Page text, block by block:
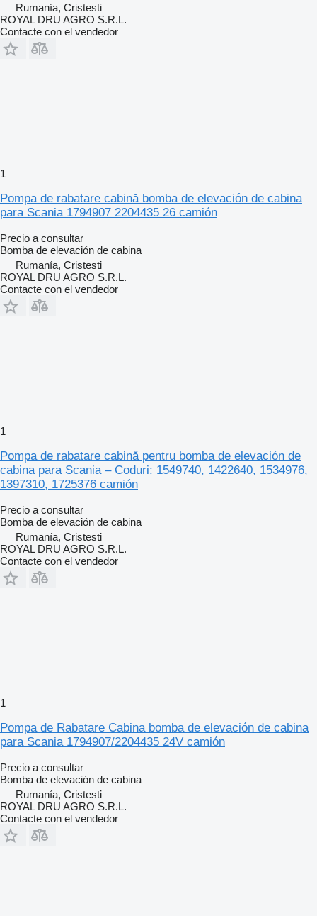
Rumanía, Cristesti
ROYAL DRU AGRO S.R.L.
Contacte con el vendedor
1
Pompa de rabatare cabină bomba de elevación de cabina
para Scania 1794907 2204435 26 camión
Precio a consultar
Bomba de elevación de cabina
Rumanía, Cristesti
ROYAL DRU AGRO S.R.L.
Contacte con el vendedor
1
Pompa de rabatare cabină pentru bomba de elevación de
cabina para Scania – Coduri: 1549740, 1422640, 1534976,
1397310, 1725376 camión
Precio a consultar
Bomba de elevación de cabina
Rumanía, Cristesti
ROYAL DRU AGRO S.R.L.
Contacte con el vendedor
1
Pompa de Rabatare Cabina bomba de elevación de cabina
para Scania 1794907/2204435 24V camión
Precio a consultar
Bomba de elevación de cabina
Rumanía, Cristesti
ROYAL DRU AGRO S.R.L.
Contacte con el vendedor